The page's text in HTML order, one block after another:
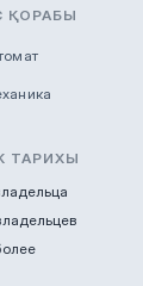
& Tank Pavlodar
Almaty
Shymkent
Auto Nurly Zhol
ҚОРАБЫ
ТАРИХЫ